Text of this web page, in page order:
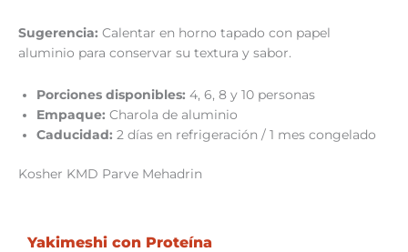
Sugerencia: Calentar en horno tapado con papel
aluminio para conservar su textura y sabor.
Porciones disponibles: 4, 6, 8 y 10 personas
Empaque: Charola de aluminio
Caducidad: 2 días en refrigeración / 1 mes congelado
Kosher KMD Parve Mehadrin
Yakimeshi con Proteína